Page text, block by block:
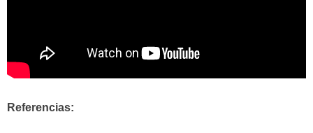
Referencias: